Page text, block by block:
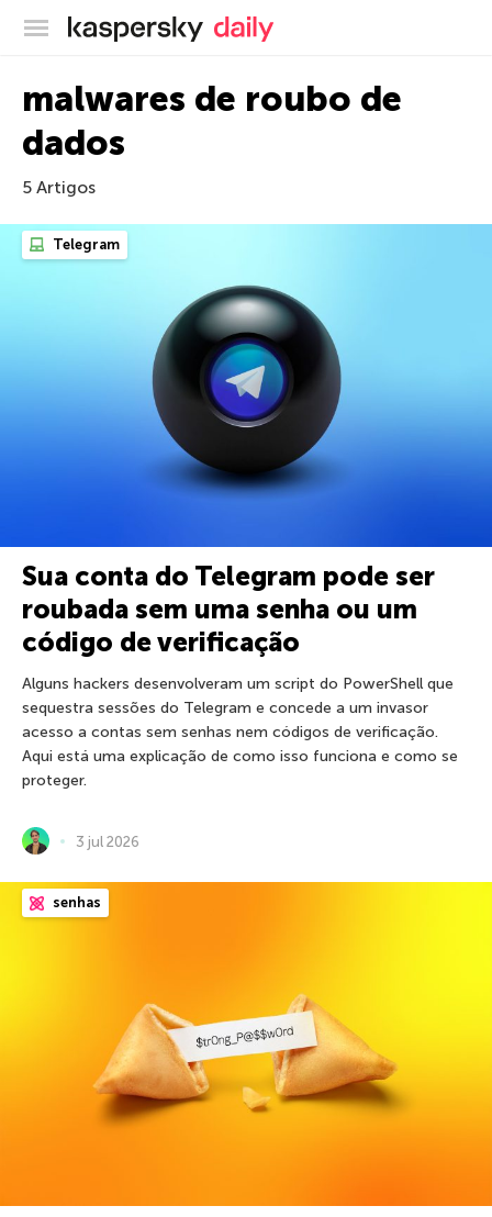
Blog oficial da Kaspersky
malwares de roubo de
dados
5 Artigos
Telegram
Sua conta do Telegram pode ser
roubada sem uma senha ou um
código de verificação
Alguns hackers desenvolveram um script do PowerShell que
sequestra sessões do Telegram e concede a um invasor
acesso a contas sem senhas nem códigos de verificação.
Aqui está uma explicação de como isso funciona e como se
proteger.
3 jul 2026
senhas